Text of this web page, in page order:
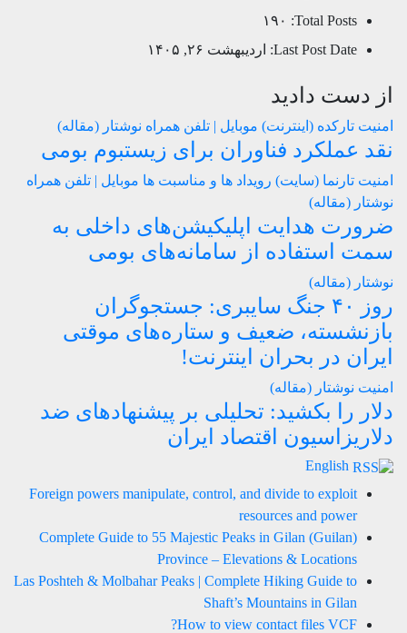
Total Posts:
۱۹۰
Last Post Date:
اردیبهشت ۲۶, ۱۴۰۵
از دست دادید
امنیت تارکده (اینترنت) موبایل | تلفن همراه نوشتار (مقاله)
نقد عملکرد فناوران برای زیستبوم بومی
امنیت تارنما (سایت) رویداد ها و مناسبت ها موبایل | تلفن همراه
نوشتار (مقاله)
ضرورت هدایت اپلیکیشن‌های داخلی به
سمت استفاده از سامانه‌های بومی
نوشتار (مقاله)
روز ۴۰ جنگ سایبری: جستجوگران
بازنشسته، ضعیف و ستاره‌های موقتی
ایران در بحران اینترنت!
امنیت نوشتار (مقاله)
دلار را بکشید: تحلیلی بر پیشنهادهای ضد
دلاریزاسیون اقتصاد ایران
English
Foreign powers manipulate, control, and divide to exploit
resources and power
Complete Guide to 55 Majestic Peaks in Gilan (Guilan)
Province – Elevations & Locations
Las Poshteh & Molbahar Peaks | Complete Hiking Guide to
Shaft’s Mountains in Gilan
How to view contact files VCF?